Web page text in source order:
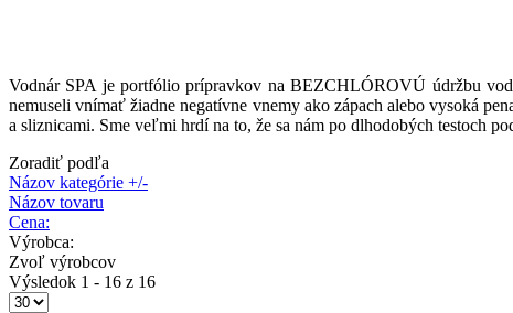
Vodnár SPA je portfólio prípravkov na BEZCHLÓROVÚ údržbu
nemuseli vnímať žiadne negatívne vnemy ako zápach alebo vysoká
a sliznicami. Sme veľmi hrdí na to, že sa nám po dlhodobých testoch
Zoradiť podľa
Názov kategórie +/-
Názov tovaru
Cena:
Výrobca:
Zvoľ výrobcov
Výsledok 1 - 16 z 16